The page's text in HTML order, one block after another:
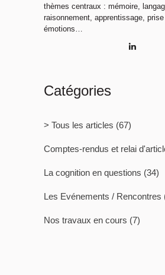
thèmes centraux : mémoire,
raisonnement, apprentissage,
émotions…
Catégories
> Tous les articles (67)
Comptes-rendus et relai
La cognition en questions (34)
Les Evénements / Rencontres
Nos travaux en cours (7)